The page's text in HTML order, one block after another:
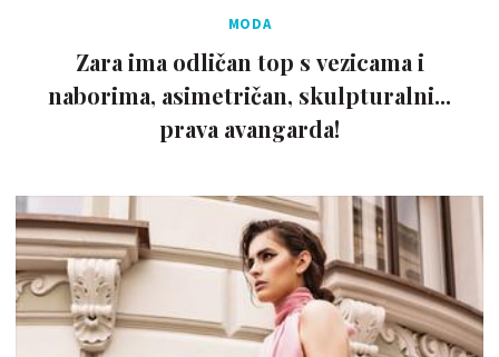
MODA
Zara ima odličan top s vezicama i
naborima, asimetričan, skulpturalni...
prava avangarda!